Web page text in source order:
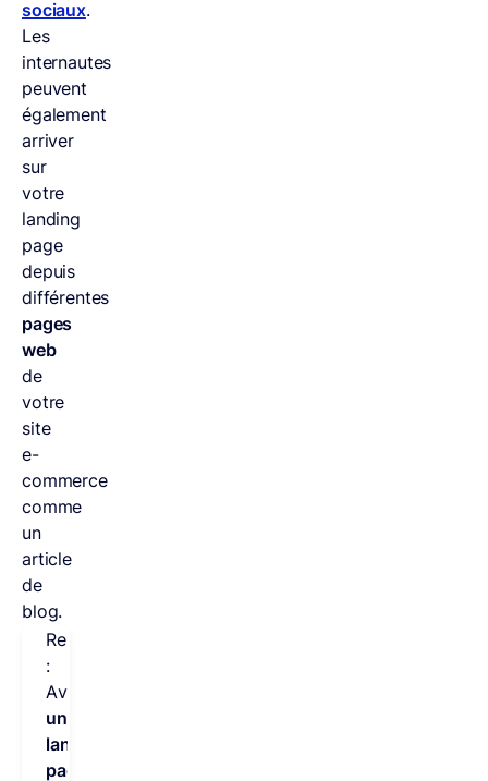
sociaux.
Les
internautes
peuvent
également
arriver
sur
votre
landing
page
depuis
différentes
pages
web
de
votre
site
e-
commerce
comme
un
article
de
blog.
Remarque
:
Avoir
une
landing
page